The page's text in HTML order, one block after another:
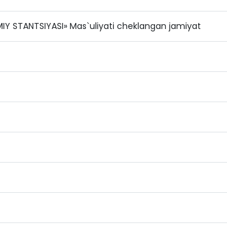
STANTSIYASI» Mas`uliyati cheklangan jamiyat